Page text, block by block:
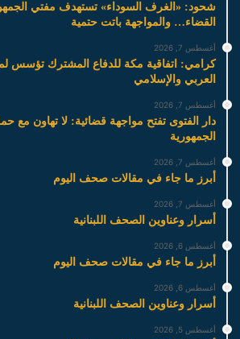
شحود: «الغرف السوداء» تستهدف مفتي
القضاء… والمواجهة باتت حتمية
أغسطس 7, 2026
كرامي: اتفاقية مكة للدفاع المشترك تؤسس
العربي والإسلامي
أغسطس 7, 2026
دار الفتوى تفتح مواجهة قضائية: لا تهاون مع
الجمهورية
أغسطس 7, 2026
أبرز ما جاء في مقالات صحف اليوم
أغسطس 7, 2026
أسرار وعناوين الصحف اللبنانية
أغسطس 6, 2026
أبرز ما جاء في مقالات صحف اليوم
أغسطس 6, 2026
أسرار وعناوين الصحف اللبنانية
أغسطس 5, 2026